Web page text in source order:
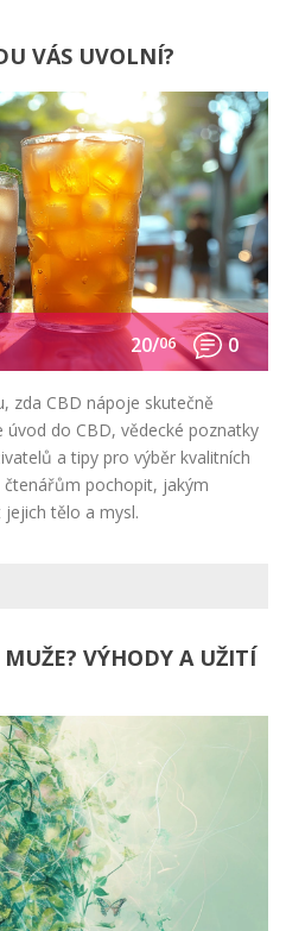
VÁS UVOLNÍ?
20/06 0
zda CBD nápoje skutečně
do CBD, vědecké poznatky
a tipy pro výběr kvalitních
pochopit, jakým
tělo a mysl.
VÝHODY A UŽITÍ